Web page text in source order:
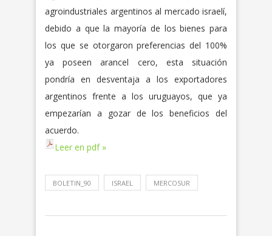
agroindustriales argentinos al mercado israelí,
debido a que la mayoría de los bienes para
los que se otorgaron preferencias del 100%
ya poseen arancel cero, esta situación
pondría en desventaja a los exportadores
argentinos frente a los uruguayos, que ya
empezarían a gozar de los beneficios del
acuerdo.
Leer en pdf »
BOLETIN_90 ISRAEL MERCOSUR